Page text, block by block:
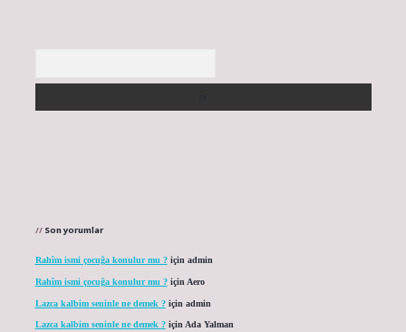
Son yorumlar
Rahîm ismi çocuğa konulur mu ?için admin
Rahîm ismi çocuğa konulur mu ?için Aero
Lazca kalbim seninle ne demek ?için admin
Lazca kalbim seninle ne demek ?için Ada Yalman